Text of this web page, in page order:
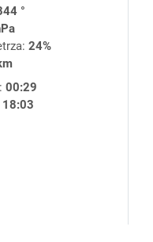
°
24%
00:29
18:03